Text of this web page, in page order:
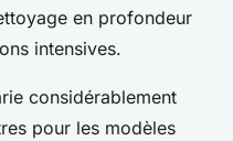
en profondeur
intensives.
considérablement
pour les modèles